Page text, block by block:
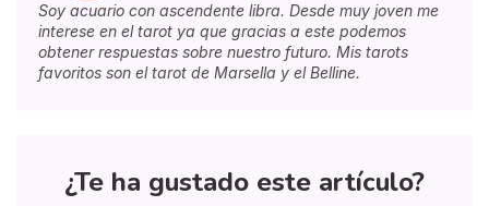
Soy acuario con ascendente libra. Desde muy joven me
interese en el tarot ya que gracias a este podemos
obtener respuestas sobre nuestro futuro. Mis tarots
favoritos son el tarot de Marsella y el Belline.
¿Te ha gustado este artículo?